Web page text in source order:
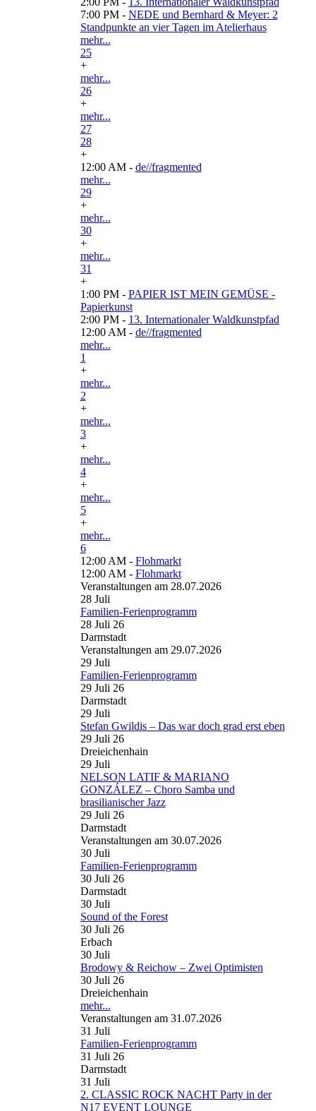
7:00 PM - NEDE und Bernhard & Meyer: 2
Standpunkte an vier Tagen im Atelierhaus
mehr...
25
+
mehr...
26
+
mehr...
27
28
+
12:00 AM - de//fragmented
mehr...
29
+
mehr...
30
+
mehr...
31
+
1:00 PM - PAPIER IST MEIN GEMÜSE -
Papierkunst
2:00 PM - 13. Internationaler Waldkunstpfad
12:00 AM - de//fragmented
mehr...
1
+
mehr...
2
+
mehr...
3
+
mehr...
4
+
mehr...
5
+
mehr...
6
12:00 AM - Flohmarkt
12:00 AM - Flohmarkt
Veranstaltungen am 28.07.2026
28 Juli
Familien-Ferienprogramm
28 Juli 26
Darmstadt
Veranstaltungen am 29.07.2026
29 Juli
Familien-Ferienprogramm
29 Juli 26
Darmstadt
29 Juli
Stefan Gwildis – Das war doch grad erst eben
29 Juli 26
Dreieichenhain
29 Juli
NELSON LATIF & MARIANO
GONZÁLEZ – Choro Samba und
brasilianischer Jazz
29 Juli 26
Darmstadt
Veranstaltungen am 30.07.2026
30 Juli
Familien-Ferienprogramm
30 Juli 26
Darmstadt
30 Juli
Sound of the Forest
30 Juli 26
Erbach
30 Juli
Brodowy & Reichow – Zwei Optimisten
30 Juli 26
Dreieichenhain
mehr...
Veranstaltungen am 31.07.2026
31 Juli
Familien-Ferienprogramm
31 Juli 26
Darmstadt
31 Juli
2. CLASSIC ROCK NACHT Party in der
N17 EVENT LOUNGE